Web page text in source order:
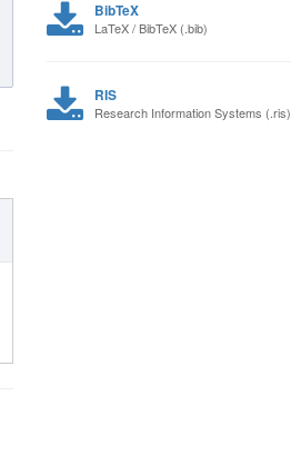
BibTeX
LaTeX / BibTeX (.bib)
RIS
Research Information Systems (.ris)